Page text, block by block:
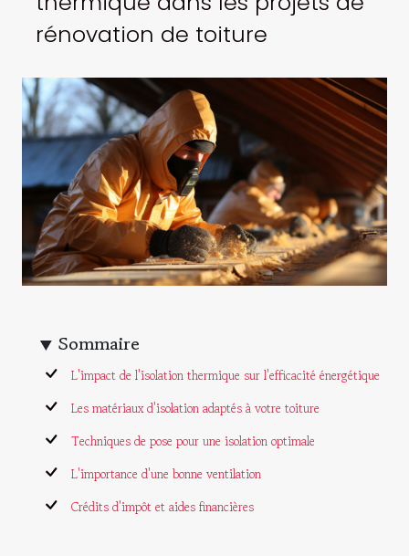
rénovation de toiture
Sommaire
L'impact de l'isolation thermique sur l'efficacité énergétique
Les matériaux d'isolation adaptés à votre toiture
Techniques de pose pour une isolation optimale
L'importance d'une bonne ventilation
Crédits d'impôt et aides financières